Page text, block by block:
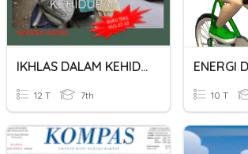
IKHLAS DALAM KEHIDUPAN
12 T 7th 10 T